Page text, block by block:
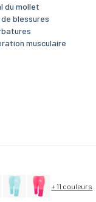
du mollet
blessures
musculaire
+ 11 couleurs